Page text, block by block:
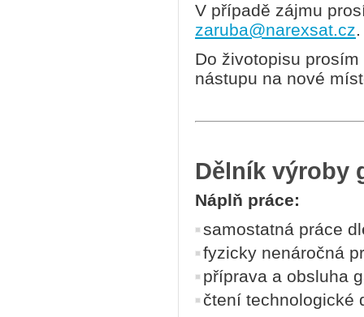
V případě zájmu
zaruba@narexsat.cz.
Do životopisu
nástupu na nové
Dělník výroby
Náplň práce:
samostatná práce
fyzicky nenáročná
příprava a obsluha
čtení technologické